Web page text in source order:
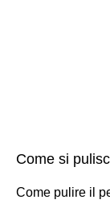
Come si
Come pulire il